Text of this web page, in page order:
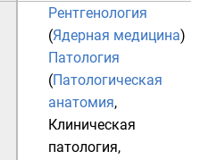
Рентгенология
(Ядерная медицина)
Патология
(Патологическая
анатомия,
Клиническая
патология,